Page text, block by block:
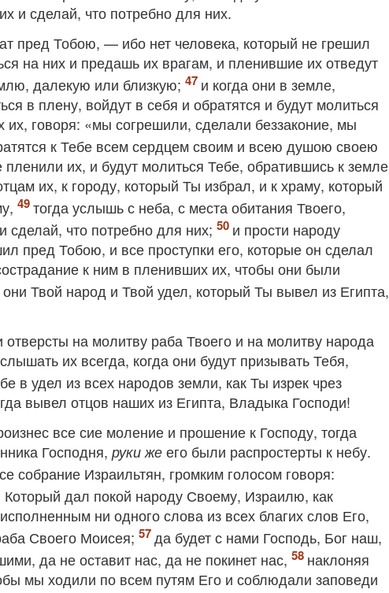
и сделай, что потребно для них.
пред Тобою, — ибо нет человека, который не грешил
на них и предашь их врагам, и пленившие их отведут
далекую или близкую;
и когда они в земле,
в плену, войдут в себя и обратятся и будут молиться
говоря: «мы согрешили, сделали беззаконие, мы
к Тебе всем сердцем своим и всею душою своею
их, и будут молиться Тебе, обратившись к земле
их, к городу, который Ты избрал, и к храму, который
тогда услышь с неба, с места обитания Твоего,
сделай, что потребно для них;
и прости народу
пред Тобою, и все проступки его, которые он сделал
к ним в пленивших их, чтобы они были
Твой народ и Твой удел, который Ты вывел из Египта,
отверсты на молитву раба Твоего и на молитву народа
их всегда, когда они будут призывать Тебя,
в удел из всех народов земли, как Ты изрек чрез
вывел отцов наших из Египта, Владыка Господи!
все сие моление и прошение к Господу, тогда
Господня, руки же его были распростерты к небу.
собрание Израильтян, громким голосом говоря:
Который дал покой народу Своему, Израилю, как
ни одного слова из всех благих слов Его,
Своего Моисея;
да будет с нами Господь, Бог наш,
да не оставит нас, да не покинет нас,
наклоняя
мы ходили по всем путям Его и соблюдали заповеди